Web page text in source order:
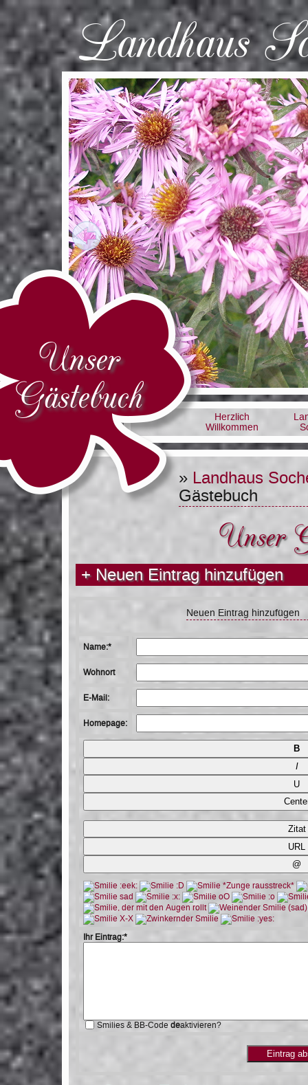
Landhaus
Unser
Gästebuch
Herzlich
Willkommen
» Landhaus
Gästebuch
Unser
+ Neuen Eintrag hinzufügen
Neuen Eintrag hinzufügen
Name:*
Wohnort
E-Mail:
Homepage:
Ihr Eintrag:*
Smilies & BB-Code deaktivieren?